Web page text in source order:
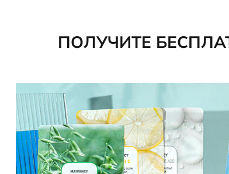
ПОЛУЧИТЕ